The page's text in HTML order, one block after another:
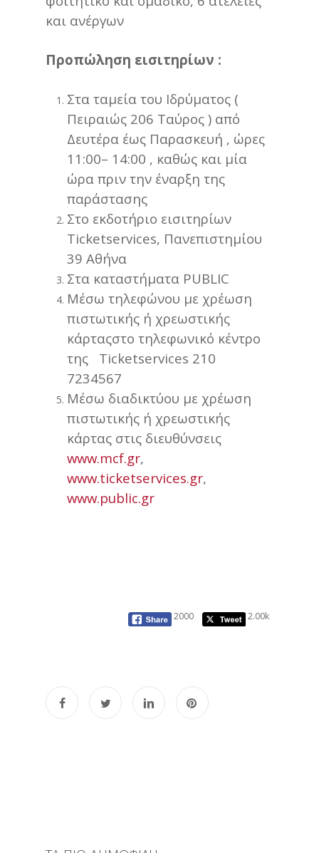
και ανέργων
Προπώληση εισιτηρίων :
Στα ταμεία του Ιδρύματος (
Πειραιώς 206 Ταύρος ) από
Δευτέρα έως Παρασκευή , ώρες
11:00– 14:00 , καθώς και μία
ώρα πριν την έναρξη της
παράστασης
Στο εκδοτήριο εισιτηρίων
Ticketservices, Πανεπιστημίου
39 Αθήνα
Στα καταστήματα PUBLIC
Mέσω τηλεφώνου με χρέωση
πιστωτικής ή χρεωστικής
κάρταςστο τηλεφωνικό κέντρο
της Ticketservices 210
7234567
Mέσω διαδικτύου με χρέωση
πιστωτικής ή χρεωστικής
κάρτας στις διευθύνσεις
www.mcf.gr,
www.ticketservices.gr,
www.public.gr
2000 2.00k